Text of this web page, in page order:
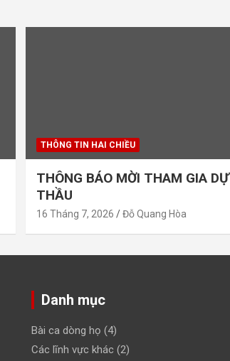
THÔNG TIN HAI CHIỀU
THÔNG BÁO MỜI THAM GIA DỰ
THẦU
16 Tháng 7, 2026 Đỗ Quang Hòa
Danh mục
Bài ca dòng họ (4)
Các lĩnh vực khác (2)